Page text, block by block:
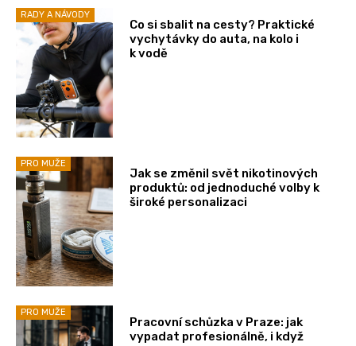
RADY A NÁVODY
Co si sbalit na cesty? Praktické
vychytávky do auta, na kolo i
k vodě
PRO MUŽE
Jak se změnil svět nikotinových
produktů: od jednoduché volby k
široké personalizaci
PRO MUŽE
Pracovní schůzka v Praze: jak
vypadat profesionálně, i když